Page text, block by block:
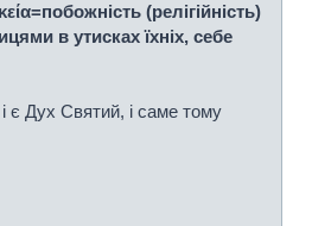
(релігійність)
в утисках їхніх, себе
є Дух Святий, і саме тому